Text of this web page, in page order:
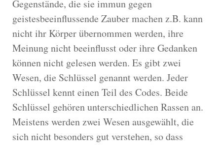
Gegenstände, die sie immun gegen
geistesbeeinflussende Zauber machen z.B. kann
nicht ihr Körper übernommen werden, ihre
Meinung nicht beeinflusst oder ihre Gedanken
können nicht gelesen werden. Es gibt zwei
Wesen, die Schlüssel genannt werden. Jeder
Schlüssel kennt einen Teil des Codes. Beide
Schlüssel gehören unterschiedlichen Rassen an.
Meistens werden zwei Wesen ausgewählt, die
sich nicht besonders gut verstehen, so dass